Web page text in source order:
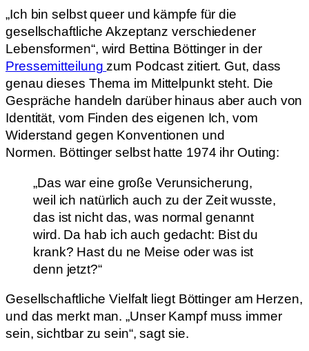
„Ich bin selbst queer und kämpfe für die
gesellschaftliche Akzeptanz verschiedener
Lebensformen“, wird Bettina Böttinger in der
Pressemitteilungzum Podcast zitiert. Gut, dass
genau dieses Thema im Mittelpunkt steht. Die
Gespräche handeln darüber hinaus aber auch von
Identität, vom Finden des eigenen Ich, vom
Widerstand gegen Konventionen und
Normen. Böttinger selbst hatte 1974 ihr Outing:
„Das war eine große Verunsicherung,
weil ich natürlich auch zu der Zeit wusste,
das ist nicht das, was normal genannt
wird. Da hab ich auch gedacht: Bist du
krank? Hast du ne Meise oder was ist
denn jetzt?“
Gesellschaftliche Vielfalt liegt Böttinger am Herzen,
und das merkt man. „Unser Kampf muss immer
sein, sichtbar zu sein“, sagt sie.